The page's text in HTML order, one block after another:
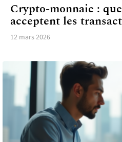
Crypto-monnaie :
acceptent les
12 mars 2026